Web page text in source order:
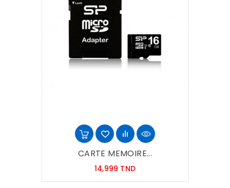
CARTE MEMOIRE...
14,999 TNDPrix